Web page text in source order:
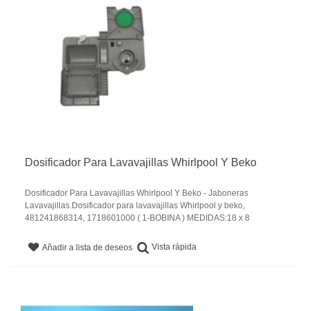
Dosificador Para Lavavajillas Whirlpool Y Beko
Dosificador Para Lavavajillas Whirlpool Y Beko - Jaboneras
Lavavajillas.Dosificador para lavavajillas Whirlpool y beko,
481241868314, 1718601000 ( 1-BOBINA ) MEDIDAS:18 x 8
Añadir a lista de deseos Vista rápida